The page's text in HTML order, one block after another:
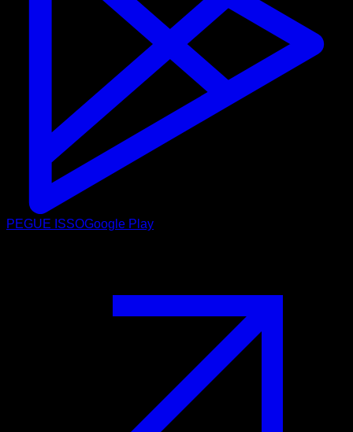
PEGUE ISSOGoogle Play